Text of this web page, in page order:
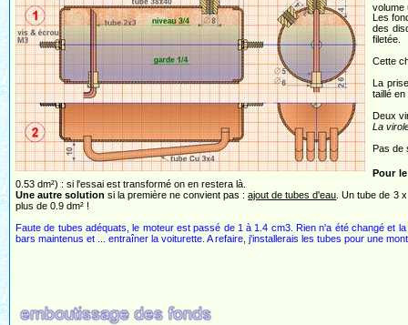
volume
Les
des
filetée.
Cette
La
taillé
Deux
La
Pas de
Pour
0.53 dm²) : si l'essai est transformé on en restera là.
Une autre solution si la première ne convient pas :ajout de tubes d'eau . Un tube de 3
plus de 0.9 dm² !
Faute de tubes adéquats, le moteur est passé de 1 à 1.4 cm3. Rien n'a été changé et
bars maintenus et ... entraîner la voiturette. A refaire, j'installerais les tubes pour une